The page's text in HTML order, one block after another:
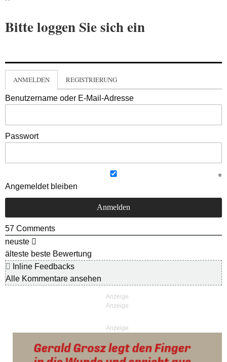
Bitte loggen Sie sich ein
ANMELDEN REGISTRIERUNG
Benutzername oder E-Mail-Adresse
Passwort
Angemeldet bleiben
57 Comments
neuste
älteste beste Bewertung
Inline Feedbacks
Alle Kommentare ansehen
Anzeige